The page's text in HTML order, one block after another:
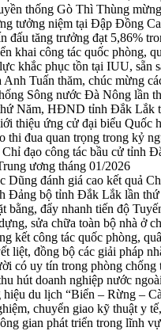
thống Gò Thì Thùng
tưởng niệm tại Đập Đồng
đấu tăng trưởng đạt 5,86%
khai công tác quốc phòng,
khắc phục tồn tại IUU, sẵn
Tuấn thăm, chúc mừng
Sông nước Đà Nông lần
Năm, HĐND tỉnh Đắk Lắk
thiệu ứng cử đại biểu
thi đua quan trọng trong kỷ
đạo công tác bầu cử tỉnh
ương tháng 01/2026
Dũng đánh giá cao kết quả
Đảng bộ tỉnh Đắk Lắk lần
bằng, đẩy nhanh tiến độ
sửa chữa toàn bộ nhà ở
kết công tác quốc phòng,
liệt, đồng bộ các giải pháp
có uy tín trong phòng chống
hút doanh nghiệp nước ngoài
du lịch “Biển – Rừng –
chuyển giao kỹ thuật y
gian phát triển trong lĩnh